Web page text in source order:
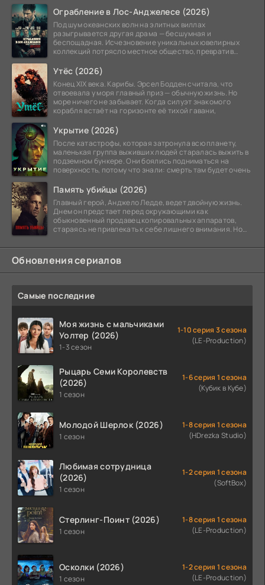
Ограбление в Лос-Анджелесе (2026)
Под шум океанских волн на элитных виллах
разыгрывается другая драма — бесшумная и
беспощадная. Исчезновение уникальных ювелирных
коллекций потрясло местное общество, превратив
Утёс (2026)
Конец XIX века. Карибы. Эрсел Бодден считала, что
отвоевала у моря главный приз — обычную жизнь. Но
море ничего не забывает. Когда силуэт знакомого
корабля встаёт на горизонте её тихой гавани,
Укрытие (2026)
После катастрофы, которая затронула всю планету,
маленькая группа выживших людей старалась выжить в
подземном бункере. Они боялись подниматься на
поверхность, потому что знали: смерть там будет очень
Память убийцы (2026)
Главный герой, Анджело Ледде, ведет двойную жизнь.
Днем он предстает перед окружающими как
обыкновенный продавец копировальных аппаратов,
стараясь не привлекать к себе лишнего внимания. Но
Обновления сериалов
Самые последние
Моя жизнь с мальчиками
Уолтер (2026)
1-3 сезон
1-10 серия 3 сезона
(LE-Production)
Рыцарь Семи Королевств
(2026)
1 сезон
1-6 серия 1 сезона
(Кубик в Кубе)
Молодой Шерлок (2026)
1 сезон
1-8 серия 1 сезона
(HDrezka Studio)
Любимая сотрудница
(2026)
1 сезон
1-2 серия 1 сезона
(SoftBox)
Стерлинг-Поинт (2026)
1 сезон
1-8 серия 1 сезона
(LE-Production)
Осколки (2026)
1 сезон
1-2 серия 1 сезона
(LE-Production)